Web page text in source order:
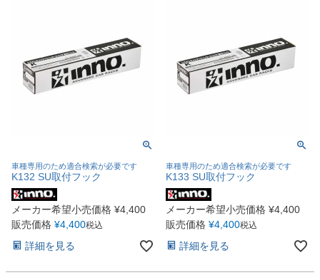
車種専用のため適合検索が必要です
K132 SU取付フック
メーカー希望小売価格 ¥4,400
販売価格 ¥4,400税込
詳細を見る
車種専用のため適合検索が必要です
K133 SU取付フック
メーカー希望小売価格 ¥4,400
販売価格 ¥4,400税込
詳細を見る